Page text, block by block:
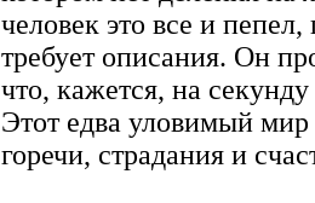
человек это все и
требует описания. Он
что, кажется, на
Этот едва уловимый
горечи, страдания и